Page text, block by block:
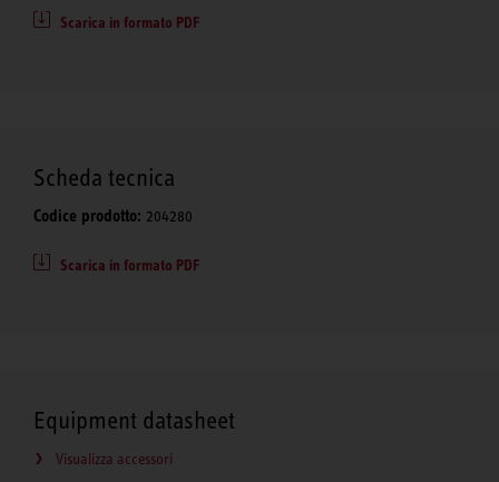
Scarica in formato PDF
Scheda tecnica
Codice prodotto: 204280
Scarica in formato PDF
Equipment datasheet
Visualizza accessori